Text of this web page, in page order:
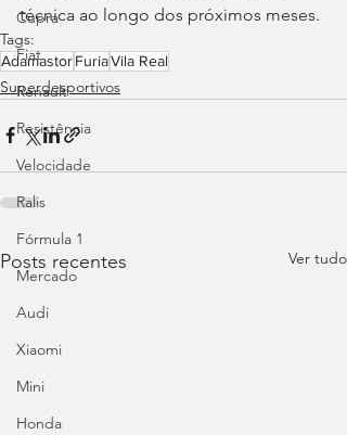
Cupra
Fiat
Renault
Resistência
Velocidade
Ralis
Fórmula 1
Mercado
Audi
Xiaomi
Mini
Honda
técnica ao longo dos próximos meses.
Tags:
AdamastorFuriaVila Real
Superdesportivos
Posts recentes Ver tudo